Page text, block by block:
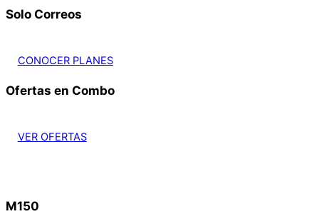
Solo Correos
CONOCER PLANES
Ofertas en Combo
VER OFERTAS
M150